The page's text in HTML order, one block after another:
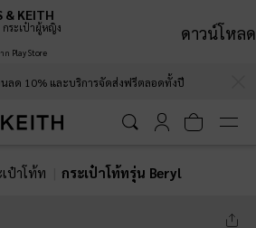
ลด 10% และบริการจัดส่งฟรีตลอดทั้งปี
ป๋าโท้ท กระเป๋าโท้ทรุ่น Beryl
& KEITH
ระเป๋าผู้หญิง
Play Store
ดาวน์โหลด